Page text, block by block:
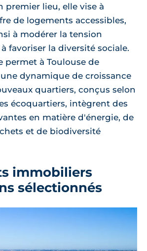
premier lieu, elle vise à
de logements accessibles,
à modérer la tension
favoriser la diversité sociale.
permet à Toulouse de
dynamique de croissance
quartiers, conçus selon
écoquartiers, intègrent des
en matière d'énergie, de
et de biodiversité
immobiliers
sélectionnés